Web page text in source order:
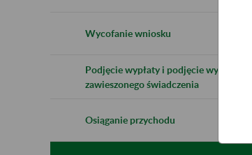
Wycofanie wniosku
Podjęcie wypłaty i podjęcie wypłaty
zawieszonego świadczenia
Osiąganie przychodu